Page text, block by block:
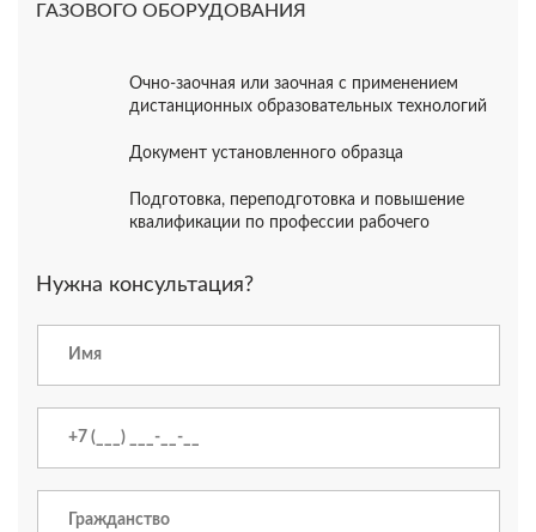
ГАЗОВОГО ОБОРУДОВАНИЯ
Очно-заочная или заочная с применением
дистанционных образовательных технологий
Документ установленного образца
Подготовка, переподготовка и повышение
квалификации по профессии рабочего
Нужна консультация?